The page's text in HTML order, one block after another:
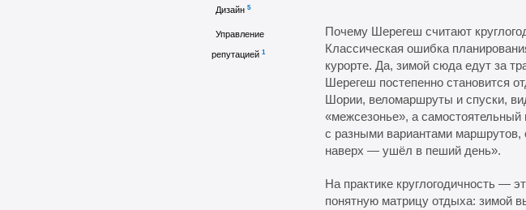
Дизайн 5
Управление
репутацией 1
Почему Шерегеш считают
Классическая ошибка
курорте. Да, зимой сюда едут за
Шерегеш постепенно становится
Шории, веломаршруты и спуски,
«межсезонье», а
с разными вариантами маршрутов,
наверх — ушёл в пеший день».
На практике круглогодичность —
понятную матрицу отдыха: зимой